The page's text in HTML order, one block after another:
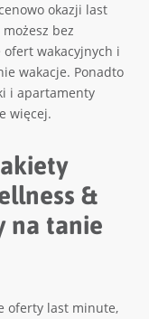
okazji last
bez
wakacyjnych i
wakacje. Ponadto
i apartamenty
więcej.
&
na tanie
oferty last minute,